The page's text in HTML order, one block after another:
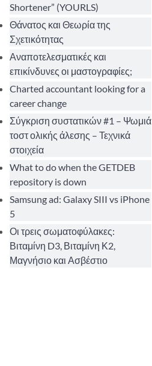
Shortener” (YOURLS)
Θάνατος και Θεωρία της
Σχετικότητας
Αναποτελεσματικές και
επικίνδυνες οι μαστογραφίες;
Charted accountant looking for a
career change
Σύγκριση συστατικών #1 – Ψωμιά
τοστ ολικής άλεσης – Τεχνικά
στοιχεία
What to do when the GETDEB
repository is down
Samsung ad: Galaxy SIII vs iPhone
5
Οι τρεις σωματοφύλακες:
Βιταμίνη D3, Βιταμίνη Κ2,
Μαγνήσιο και Ασβέστιο